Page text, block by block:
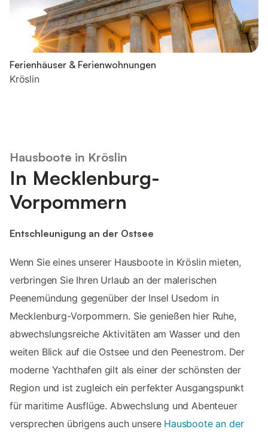
Ferienhäuser & Ferienwohnungen
Kröslin
Hausboote in Kröslin
In Mecklenburg-
Vorpommern
Entschleunigung an der Ostsee
Wenn Sie eines unserer Hausboote in Kröslin mieten,
verbringen Sie Ihren Urlaub an der malerischen
Peenemündung gegenüber der Insel Usedom in
Mecklenburg-Vorpommern. Sie genießen hier Ruhe,
abwechslungsreiche Aktivitäten am Wasser und den
weiten Blick auf die Ostsee und den Peenestrom. Der
moderne Yachthafen gilt als einer der schönsten der
Region und ist zugleich ein perfekter Ausgangspunkt
für maritime Ausflüge. Abwechslung und Abenteuer
versprechen übrigens auch unsere Hausboote an der